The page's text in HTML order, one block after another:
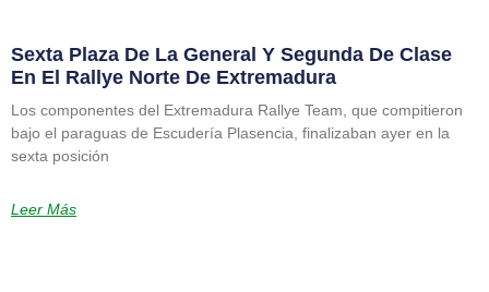
Sexta Plaza De La General Y Segunda De Clase
En El Rallye Norte De Extremadura
Los componentes del Extremadura Rallye Team, que compitieron
bajo el paraguas de Escudería Plasencia, finalizaban ayer en la
sexta posición
Leer Más